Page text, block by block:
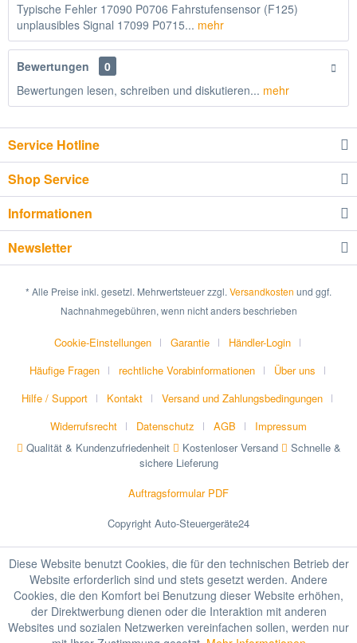
Typische Fehler 17090 P0706 Fahrstufensensor (F125)
unplausibles Signal 17099 P0715... mehr
Bewertungen
0
Bewertungen lesen, schreiben und diskutieren... mehr
Service Hotline
Shop Service
Informationen
Newsletter
* Alle Preise inkl. gesetzl. Mehrwertsteuer zzgl. Versandkosten und ggf.
Nachnahmegebühren, wenn nicht anders beschrieben
Cookie-Einstellungen Garantie
Händler-Login
Häufige Fragen
rechtliche Vorabinformationen
Über uns
Hilfe / Support
Kontakt
Versand und Zahlungsbedingungen
Widerrufsrecht
Datenschutz AGB
Impressum
Qualität & Kundenzufriedenheit
Kostenloser Versand
Schnelle &
sichere Lieferung
Auftragsformular PDF
Copyright Auto-Steuergeräte24
Diese Website benutzt Cookies, die für den technischen Betrieb der
Website erforderlich sind und stets gesetzt werden. Andere
Cookies, die den Komfort bei Benutzung dieser Website erhöhen,
der Direktwerbung dienen oder die Interaktion mit anderen
Websites und sozialen Netzwerken vereinfachen sollen, werden nur